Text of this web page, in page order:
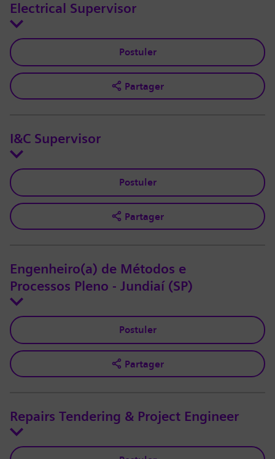
Electrical Supervisor
Postuler
Partager
I&C Supervisor
Postuler
Partager
Engenheiro(a) de Métodos e
Processos Pleno - Jundiaí (SP)
Postuler
Partager
Repairs Tendering & Project Engineer